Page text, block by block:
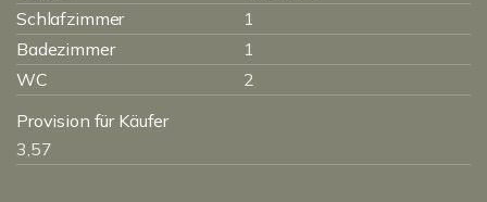
Schlafzimmer
1
Badezimmer
1
WC
2
Provision für Käufer
3,57